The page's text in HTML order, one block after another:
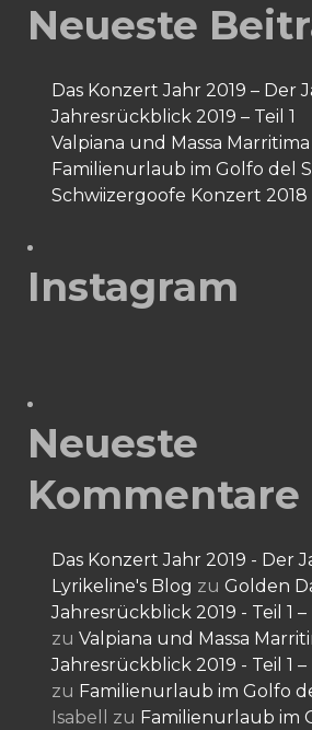
Neueste
Das Konzert Jahr 2019 – Der
Jahresrückblick 2019 – Teil 1
Valpiana und Massa Marritima
Familienurlaub im Golfo del
Schwiizergoofe Konzert 2018
Instagram
Neueste
Kommentare
Das Konzert Jahr 2019 - Der
Lyrikeline's Blog zu Golden
Jahresrückblick 2019 - Teil 1
zu Valpiana und Massa
Jahresrückblick 2019 - Teil 1
zu Familienurlaub im Golfo
Isabell
zu Familienurlaub im